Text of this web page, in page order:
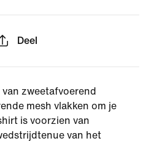
Deel
zweetafvoerend
mesh vlakken om je
is voorzien van
van het